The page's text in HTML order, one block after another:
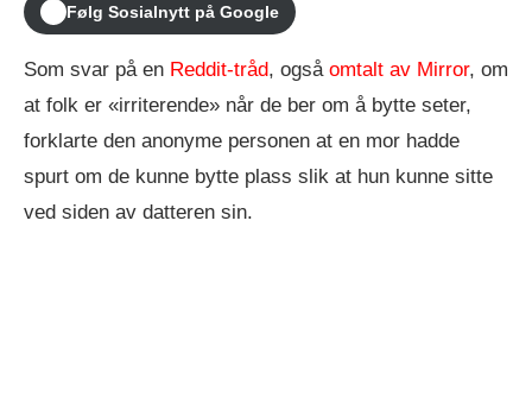
Følg Sosialnytt på Google
Som svar på en Reddit-tråd, også omtalt av Mirror, om
at folk er «irriterende» når de ber om å bytte seter,
forklarte den anonyme personen at en mor hadde
spurt om de kunne bytte plass slik at hun kunne sitte
ved siden av datteren sin.